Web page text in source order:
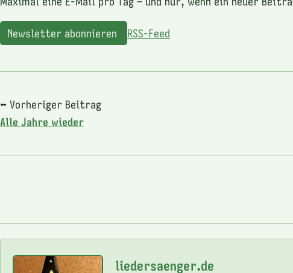
Newsletter abonnieren RSS-Feed
⬅ Vorheriger Beitrag
Alle Jahre wieder
liedersaenger.de